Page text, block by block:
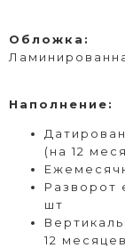
Обложка:
Наполнение:
(на 12
Разворот
шт
12 месяцев.